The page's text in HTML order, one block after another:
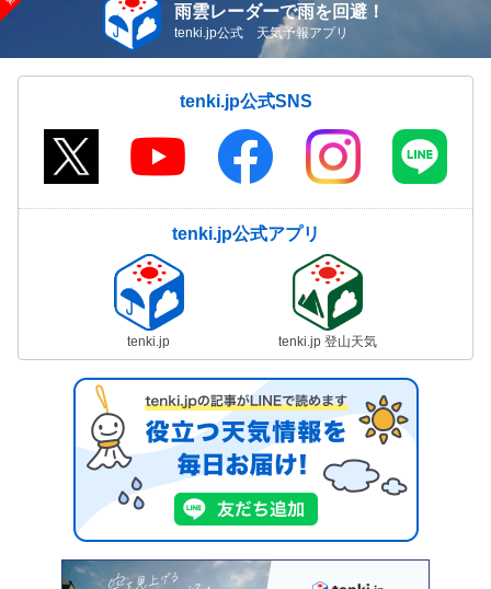
雨雲レーダーで雨を回避！
tenki.jp公式 天気予報アプリ
tenki.jp公式SNS
tenki.jp公式アプリ
tenki.jp tenki.jp 登山天気